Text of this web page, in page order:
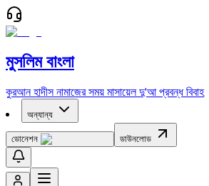
মুসলিম বাংলা
কুরআন হাদীস নামাজের সময় মাসায়েল দু'আ প্রবন্ধ বিবাহ
অন্যান্য
ডোনেশন ডাউনলোড